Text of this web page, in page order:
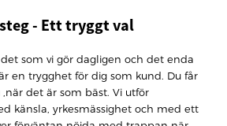
- Ett tryggt val
som vi gör dagligen och det enda
en trygghet för dig som kund. Du får
det är som bäst. Vi utför
känsla, yrkesmässighet och med ett